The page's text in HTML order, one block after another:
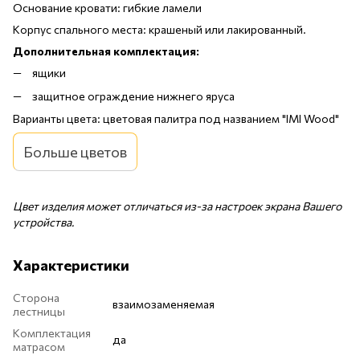
Основание кровати: гибкие ламели
Корпус спального места: крашеный или лакированный.
Дополнительная комплектация:
ящики
защитное ограждение нижнего яруса
Варианты цвета: цветовая палитра под названием "IMI Wood"
Больше цветов
Цвет изделия может отличаться из-за настроек экрана Вашего
устройства.
Характеристики
Сторона
лестницы
взаимозаменяемая
Комплектация
матрасом
да